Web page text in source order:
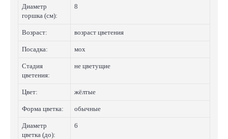
Диаметр
горшка (см):
8
Возраст: возраст цветения
Посадка: мох
Стадия
цветения:
не цветущие
Цвет: жёлтые
Форма цветка: обычные
Диаметр
цветка (до):
6